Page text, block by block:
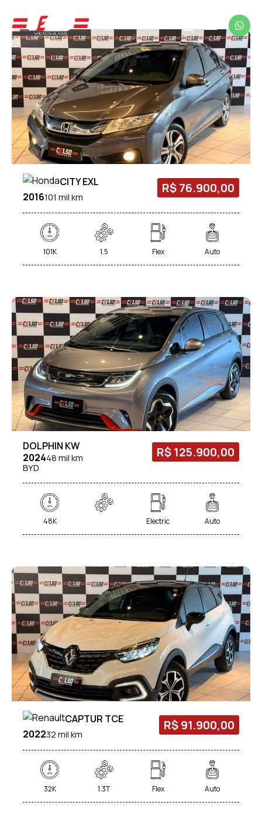
R$ 76.900,00
CITY EXL
2016101 mil km
101K 1.5 Flex Auto
R$ 125.900,00
BYD
DOLPHIN KW
202448 mil km
48K Electric Auto
R$ 91.900,00
CAPTUR TCE
202232 mil km
32K 1.3T Flex Auto